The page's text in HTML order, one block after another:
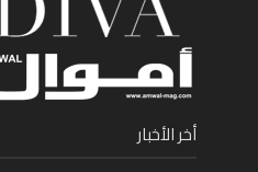
أخر الأخبار